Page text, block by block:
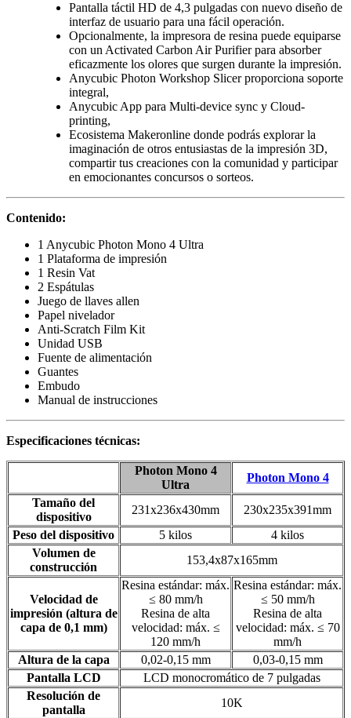
Pantalla táctil HD de 4,3 pulgadas con nuevo diseño de
interfaz de usuario para una fácil operación.
Opcionalmente, la impresora de resina puede equiparse
con un Activated Carbon Air Purifier para absorber
eficazmente los olores que surgen durante la impresión.
Anycubic Photon Workshop Slicer proporciona soporte
integral,
Anycubic App para Multi-device sync y Cloud-
printing,
Ecosistema Makeronline donde podrás explorar la
imaginación de otros entusiastas de la impresión 3D,
compartir tus creaciones con la comunidad y participar
en emocionantes concursos o sorteos.
Contenido:
1 Anycubic Photon Mono 4 Ultra
1 Plataforma de impresión
1 Resin Vat
2 Espátulas
Juego de llaves allen
Papel nivelador
Anti-Scratch Film Kit
Unidad USB
Fuente de alimentación
Guantes
Embudo
Manual de instrucciones
Especificaciones técnicas:
Photon Mono 4
Ultra
Photon Mono 4
Tamaño del
dispositivo
231x236x430mm
230x235x391mm
Peso del dispositivo
5 kilos
4 kilos
Volumen de
construcción
153,4x87x165mm
Velocidad de
impresión (altura de
capa de 0,1 mm)
Resina estándar: máx.
≤ 80 mm/h
Resina de alta
velocidad: máx. ≤
120 mm/h
Resina estándar: máx.
≤ 50 mm/h
Resina de alta
velocidad: máx. ≤ 70
mm/h
Altura de la capa
0,02-0,15 mm
0,03-0,15 mm
Pantalla LCD
LCD monocromático de 7 pulgadas
Resolución de
pantalla
10K